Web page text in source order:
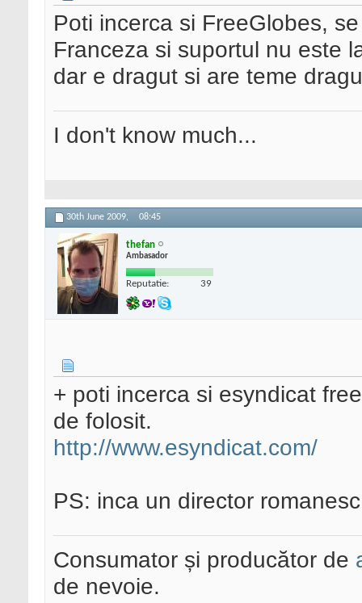
Poti incerca si FreeGlobes,
Franceza si suportul nu este
dar e dragut si are teme
I don't know much...
30th June 2009, 08:45
thefan
Ambasador
Reputatie: 39
+ poti incerca si esyndicat
de folosit.
http://www.esyndicat.com/
PS: inca un director
Consumator și producător de
de nevoie.